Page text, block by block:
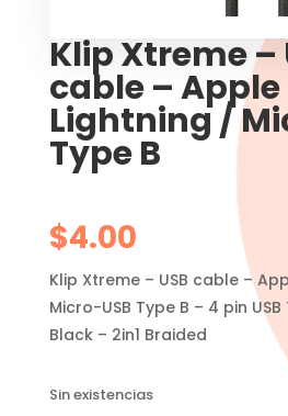
Klip Xtreme –
cable – Apple
Lightning /
Type B
$4.00
Klip Xtreme – USB cable –
Micro-USB Type B – 4 pin USB
Black – 2in1 Braided
Sin existencias